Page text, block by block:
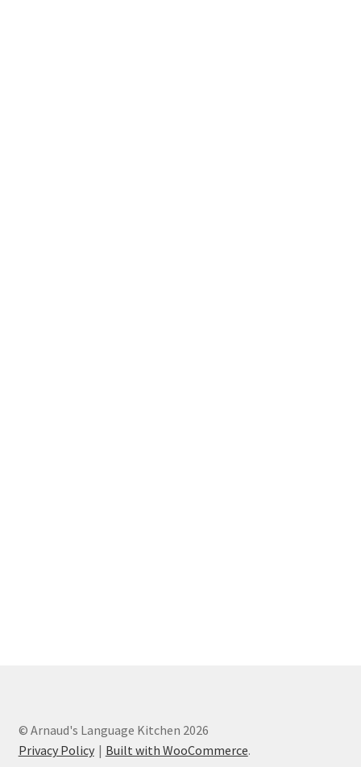
© Arnaud's Language Kitchen 2026
Privacy Policy
Built with WooCommerce.